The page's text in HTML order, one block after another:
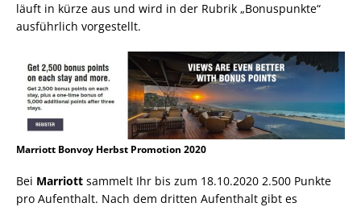
läuft in kürze aus und wird in der Rubrik „Bonuspunkte“
ausführlich vorgestellt.
Marriott Bonvoy Herbst Promotion 2020
Bei Marriott sammelt Ihr bis zum 18.10.2020 2.500 Punkte
pro Aufenthalt. Nach dem dritten Aufenthalt gibt es